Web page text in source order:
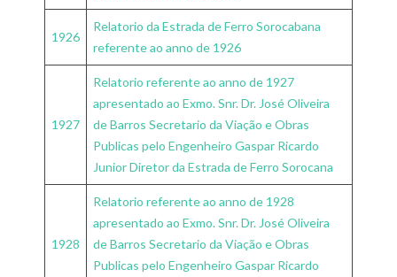
1926
Relatorio da Estrada de Ferro Sorocabana
referente ao anno de 1926
1927
Relatorio referente ao anno de 1927
apresentado ao Exmo. Snr. Dr. José Oliveira
de Barros Secretario da Viação e Obras
Publicas pelo Engenheiro Gaspar Ricardo
Junior Diretor da Estrada de Ferro Sorocana
1928
Relatorio referente ao anno de 1928
apresentado ao Exmo. Snr. Dr. José Oliveira
de Barros Secretario da Viação e Obras
Publicas pelo Engenheiro Gaspar Ricardo